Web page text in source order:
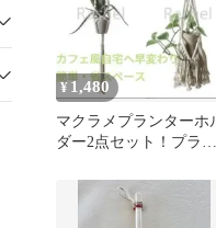
¥ 1,480
マクラメプランターホ
ダー2点セット！プラン
ボヘミアン